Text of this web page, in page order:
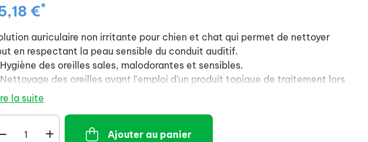
€*
auriculaire non irritante pour chien et chat qui permet de nettoyer
en respectant la peau sensible du conduit auditif.
des oreilles sales, malodorantes et sensibles.
des oreilles avant l'emploi d'un produit topique de traitement lors
externes.
Placer l'embout dans l'oreille et appuyer sur le flacon pour introduire une
suffisante de Fidavet SUROSOLVE à la base du conduit auditif .
la suite
Ajouter au panier